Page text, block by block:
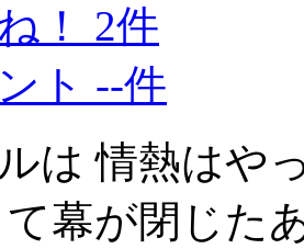
！ 2件
ト --件
は 情熱はや
て幕が閉じた